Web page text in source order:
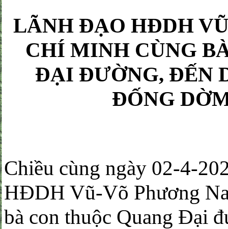
LÃNH ĐẠO HĐDH
CHÍ MINH CÙNG
ĐẠI ĐƯỜNG, ĐẾN
ĐỐNG
Chiều cùng ngày 02-4-
HĐDH Vũ-Võ Phương
bà con thuộc Quang Đại